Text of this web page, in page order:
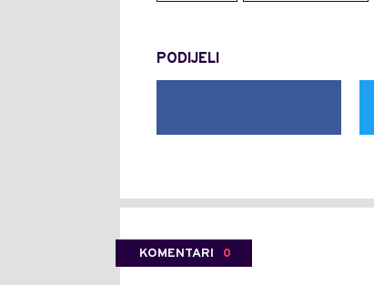
PODIJELI
KOMENTARI 0